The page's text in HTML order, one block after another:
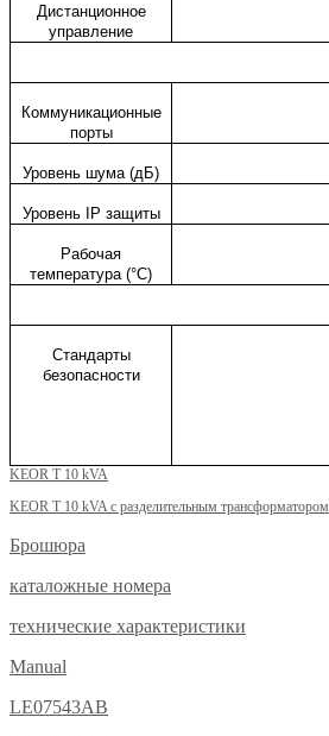
Дистанционное
управление
Коммуникационные
порты
Уровень шума (дБ)
Уровень IP защиты
Рабочая
температура (°С)
Стандарты
безопасности
KEOR T 10 kVA
KEOR T 10 kVA с разделительным трансформатором
Брошюра
каталожные номера
технические характеристики
Manual
LE07543AB